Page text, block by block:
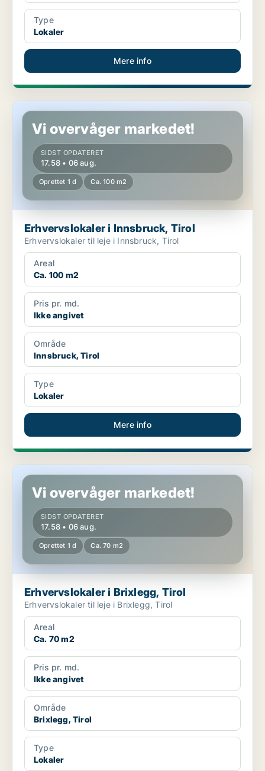
Type
Lokaler
Mere info
Erhvervslokaler i Innsbruck, Tirol
Vi overvåger markedet!
SIDST OPDATERET
17.58 • 06 aug.
Oprettet 1 d Ca. 100 m2
Erhvervslokaler i Innsbruck, Tirol
Erhvervslokaler til leje i Innsbruck, Tirol
Areal
Ca. 100 m2
Pris pr. md.
Ikke angivet
Område
Innsbruck, Tirol
Type
Lokaler
Mere info
Erhvervslokaler i Brixlegg, Tirol
Vi overvåger markedet!
SIDST OPDATERET
17.58 • 06 aug.
Oprettet 1 d Ca. 70 m2
Erhvervslokaler i Brixlegg, Tirol
Erhvervslokaler til leje i Brixlegg, Tirol
Areal
Ca. 70 m2
Pris pr. md.
Ikke angivet
Område
Brixlegg, Tirol
Type
Lokaler